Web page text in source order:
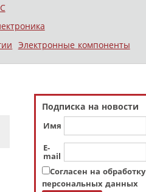
Электронные компоненты
Подписка на новости
Имя
E-
mail
Согласен на обработку
персональных данных